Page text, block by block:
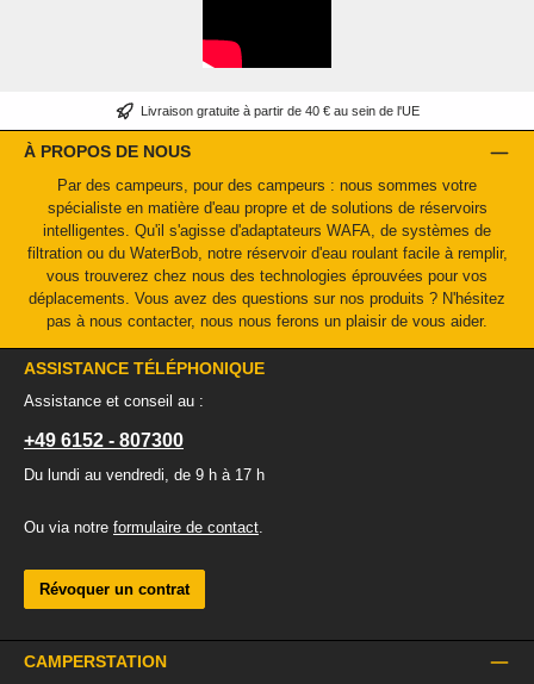
Livraison gratuite à partir de 40 € au sein de l'UE
À PROPOS DE NOUS
Par des campeurs, pour des campeurs : nous sommes votre
spécialiste en matière d'eau propre et de solutions de réservoirs
intelligentes. Qu'il s'agisse d'adaptateurs WAFA, de systèmes de
filtration ou du WaterBob, notre réservoir d'eau roulant facile à remplir,
vous trouverez chez nous des technologies éprouvées pour vos
déplacements. Vous avez des questions sur nos produits ? N'hésitez
pas à nous contacter, nous nous ferons un plaisir de vous aider.
CAMPERSTATION
ASSISTANCE TÉLÉPHONIQUE
Assistance et conseil au :
+49 6152 - 807300
Du lundi au vendredi, de 9 h à 17 h
Ou via notre formulaire de contact.
Révoquer un contrat